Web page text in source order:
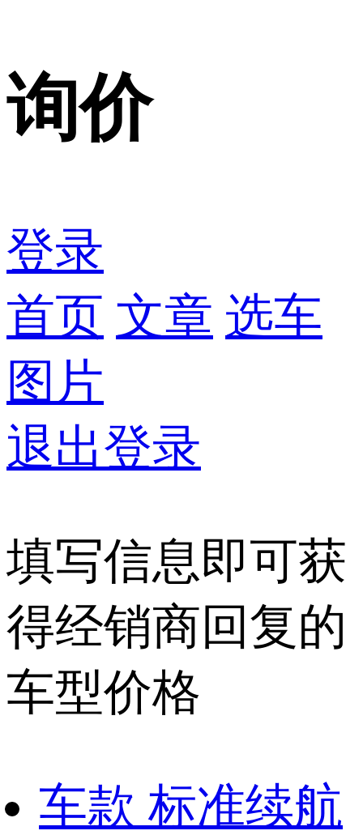
询价
登录
首页 文章 选车
图片
退出登录
填写信息即可获
得经销商回复的
车型价格
车款 标准续航